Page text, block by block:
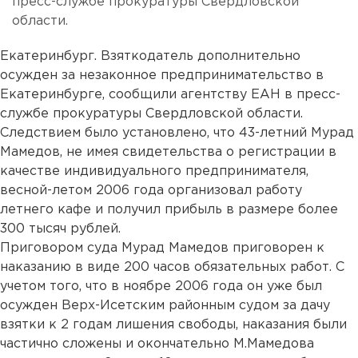
области.
Екатеринбург. Взяткодатель дополнительно
осужден за незаконное предпринимательство в
Екатеринбурге, сообщили агентству ЕАН в пресс-
службе прокуратуры Свердловской области.
Следствием было установлено, что 43-летний Мурад
Мамедов, не имея свидетельства о регистрации в
качестве индивидуального предпринимателя,
весной-летом 2006 года организовал работу
летнего кафе и получил прибыль в размере более
300 тысяч рублей.
Приговором суда Мурад Мамедов приговорен к
наказанию в виде 200 часов обязательных работ. С
учетом того, что в ноябре 2006 года он уже был
осужден Верх-Исетским районным судом за дачу
взятки к 2 годам лишения свободы, наказания были
частично сложены и окончательно М.Мамедова